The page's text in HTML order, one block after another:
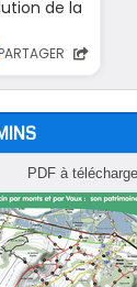
PDF à